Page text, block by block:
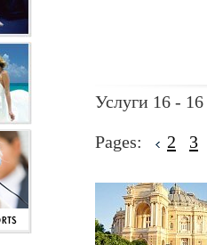
Услуги 16 -
Pages: 2 3